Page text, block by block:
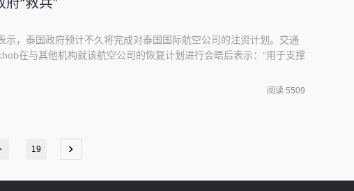
示，泰国政府预计不久将完成对泰国国际航空公司的注资计划。交通
在与其他机构就该航空公司的恢复计划进行会晤后表示：“用于支撑
在泰国国际航空公司的控股权。在交通部长Saksayam Chidchob发表
阅读 5509
19